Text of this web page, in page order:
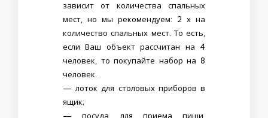
зависит от количества спальных
мест, но мы рекомендуем: 2 х на
количество спальных мест. То есть,
если Ваш объект рассчитан на 4
человек, то покупайте набор на 8
человек.
— лоток для столовых приборов в
ящик;
— посуда для приема пищи.